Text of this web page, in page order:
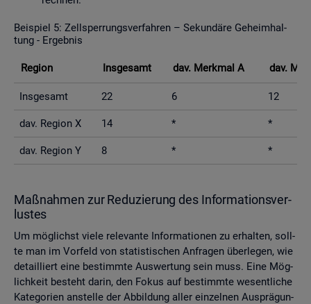
Bei­spiel 5: Zell­sper­rungs­ver­fah­ren – Se­kun­dä­re Ge­heim­hal­
tung - Er­geb­nis
Re­gi­on Ins­ge­samt dav. Merk­mal A dav.
Ins­ge­samt 22 6 12
dav. Re­gi­on X 14 * *
dav. Re­gi­on Y 8 * *
Maß­nah­men zur Re­du­zie­rung des In­for­ma­ti­ons­ver­
lus­tes
Um mög­lichst viele re­le­van­te In­for­ma­tio­nen zu er­hal­ten, soll­
te man im Vor­feld von sta­tis­ti­schen An­fra­gen über­le­gen, wie
de­tail­liert eine be­stimm­te Aus­wer­tung sein muss. Eine Mög­
lich­keit be­steht darin, den Fokus auf be­stimm­te we­sent­li­che
Ka­te­go­ri­en an­stel­le der Ab­bil­dung aller ein­zel­nen Aus­prä­gun­